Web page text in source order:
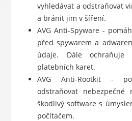
vyhledávat a odstraňovat
a bránit jim v šíření.
AVG Anti-Spyware -
před spywarem a
údaje. Dále
platebních karet.
AVG Anti-Rootkit -
odstraňovat nebezpečné
škodlivý software s
počítačem.